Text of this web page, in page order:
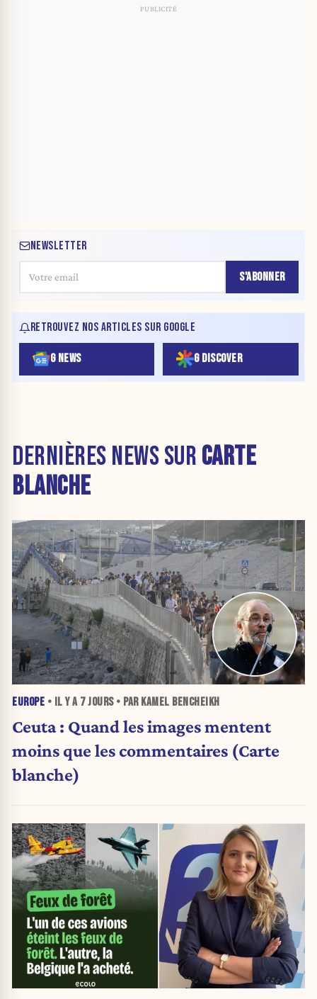
NEWSLETTER
S'ABONNER
RETROUVEZ NOS ARTICLES SUR GOOGLE
G NEWS G DISCOVER
DERNIÈRES NEWS SUR CARTE
BLANCHE
EUROPE • IL Y A 7 JOURS• PAR KAMEL BENCHEIKH
Ceuta : Quand les images mentent
moins que les commentaires (Carte
blanche)